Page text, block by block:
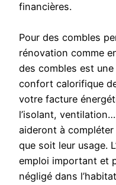
financières.
Pour des combles
rénovation comme
des combles est
confort calorifique
votre facture
l’isolant,
aideront à compléter
que soit leur usage.
emploi important et
négligé dans